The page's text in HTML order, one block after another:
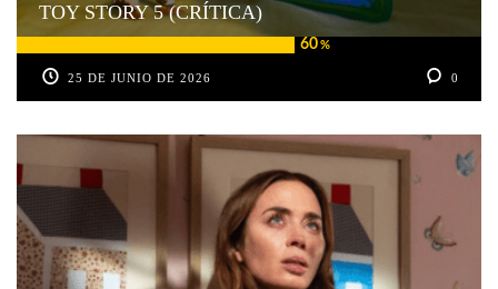
60%
TOY STORY 5 (CRÍTICA)
25 DE JUNIO DE 2026 0